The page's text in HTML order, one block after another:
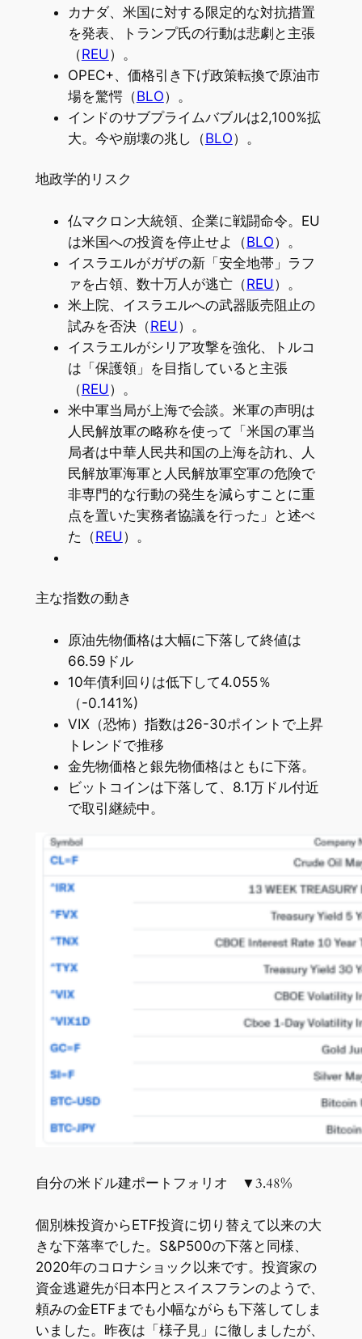
カナダ、米国に対する限定的な対抗措置
を発表、トランプ氏の行動は悲劇と主張
（REU）。
OPEC+、価格引き下げ政策転換で原油市
場を驚愕（BLO）。
インドのサブプライムバブルは2,100%拡
大。今や崩壊の兆し（BLO）。
地政学的リスク
仏マクロン大統領、企業に戦闘命令。EU
は米国への投資を停止せよ（BLO）。
イスラエルがガザの新「安全地帯」ラフ
ァを占領、数十万人が逃亡（REU）。
米上院、イスラエルへの武器販売阻止の
試みを否決（REU）。
イスラエルがシリア攻撃を強化、トルコ
は「保護領」を目指していると主張
（REU）。
米中軍当局が上海で会談。米軍の声明は
人民解放軍の略称を使って「米国の軍当
局者は中華人民共和国の上海を訪れ、人
民解放軍海軍と人民解放軍空軍の危険で
非専門的な行動の発生を減らすことに重
点を置いた実務者協議を行った」と述べ
た（REU）。
主な指数の動き
原油先物価格は大幅に下落して終値は
66.59ドル
10年債利回りは低下して4.055％
（-0.141%)
VIX（恐怖）指数は26-30ポイントで上昇
トレンドで推移
金先物価格と銀先物価格はともに下落。
ビットコインは下落して、8.1万ドル付近
で取引継続中。
自分の米ドル建ポートフォリオ ▼3.48%
個別株投資からETF投資に切り替えて以来の大
きな下落率でした。S&P500の下落と同様、
2020年のコロナショック以来です。投資家の
資金逃避先が日本円とスイスフランのようで、
頼みの金ETFまでも小幅ながらも下落してしま
いました。昨夜は「様子見」に徹しましたが、